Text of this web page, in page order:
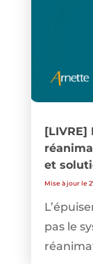
et
Mise à jour le
pas le